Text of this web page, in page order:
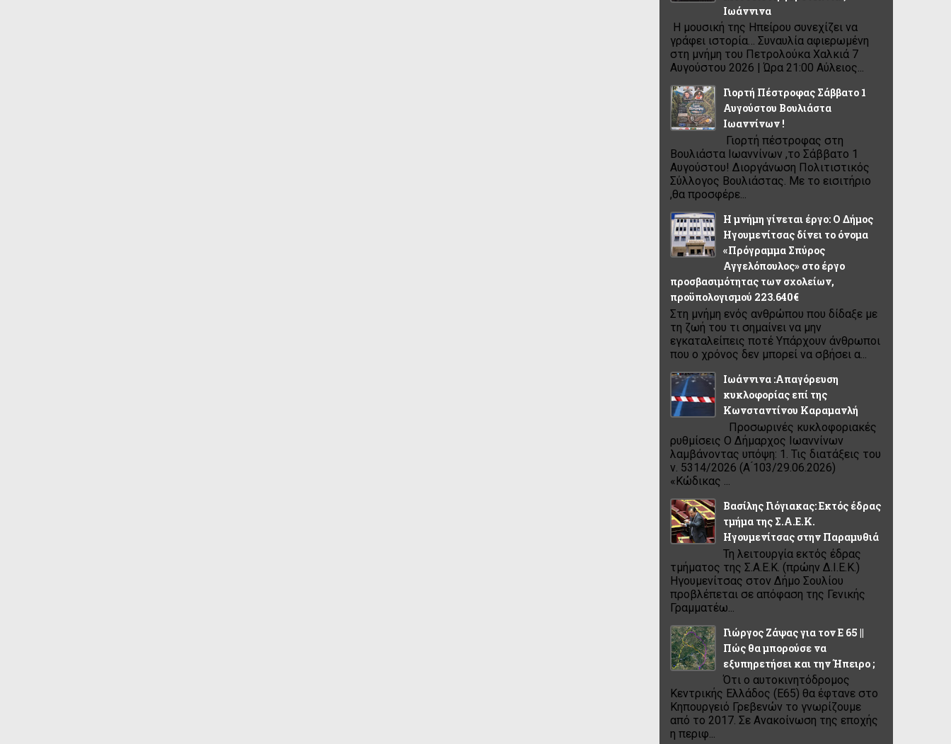
Ιωάννινα
Η μουσική της Ηπείρου συνεχίζει να
γράφει ιστορία… Συναυλία αφιερωμένη
στη μνήμη του Πετρολούκα Χαλκιά 7
Αυγούστου 2026 | Ώρα 21:00 Αύλειος...
Γιορτή Πέστροφας Σάββατο 1
Αυγούστου Βουλιάστα
Ιωαννίνων !
Γιορτή πέστροφας στη
Βουλιάστα Ιωαννίνων ,το Σάββατο 1
Αυγούστου! Διοργάνωση Πολιτιστικός
Σύλλογος Βουλιάστας. Με το εισιτήριο
,θα προσφέρε...
Η μνήμη γίνεται έργο: Ο Δήμος
Ηγουμενίτσας δίνει το όνομα
«Πρόγραμμα Σπύρος
Αγγελόπουλος» στο έργο
προσβασιμότητας των σχολείων,
προϋπολογισμού 223.640€
Στη μνήμη ενός ανθρώπου που δίδαξε με
τη ζωή του τι σημαίνει να μην
εγκαταλείπεις ποτέ Υπάρχουν άνθρωποι
που ο χρόνος δεν μπορεί να σβήσει α...
Ιωάννινα :Απαγόρευση
κυκλοφορίας επί της
Κωνσταντίνου Καραμανλή
Προσωρινές κυκλοφοριακές
ρυθμίσεις Ο Δήμαρχος Ιωαννίνων
λαμβάνοντας υπόψη: 1. Τις διατάξεις του
ν. 5314/2026 (Α ́103/29.06.2026)
«Κώδικας ...
Βασίλης Γιόγιακας: Εκτός έδρας
τμήμα της Σ.Α.Ε.Κ.
Ηγουμενίτσας στην Παραμυθιά
Τη λειτουργία εκτός έδρας
τμήματος της Σ.Α.Ε.Κ. (πρώην Δ.Ι.Ε.Κ.)
Ηγουμενίτσας στον Δήμο Σουλίου
προβλέπεται σε απόφαση της Γενικής
Γραμματέω...
Γιώργος Ζάψας για τον Ε 65 ||
Πώς θα μπορούσε να
εξυπηρετήσει και την Ήπειρο ;
Ότι ο αυτοκινητόδρομος
Κεντρικής Ελλάδος (Ε65) θα έφτανε στο
Κηπουργειό Γρεβενών το γνωρίζουμε
από το 2017. Σε Ανακοίνωση της εποχής
η περιφ...